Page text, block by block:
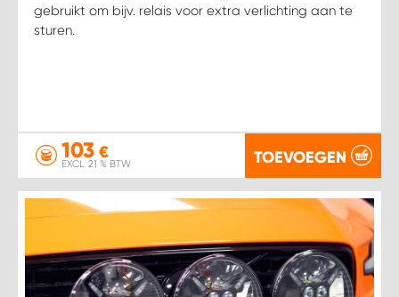
gebruikt om bijv. relais voor extra verlichting aan te
sturen.
103 €
EXCL. 21 % BTW TOEVOEGEN